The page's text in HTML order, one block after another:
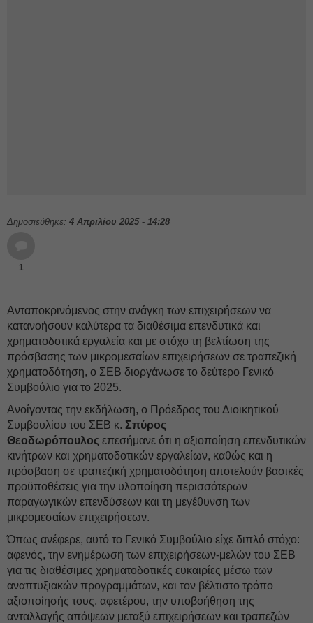
Δημοσιεύθηκε: 4 Απριλίου 2025 - 14:28
1
Ανταποκρινόμενος στην ανάγκη των επιχειρήσεων να
κατανοήσουν καλύτερα τα διαθέσιμα επενδυτικά και
χρηματοδοτικά εργαλεία και με στόχο τη βελτίωση της
πρόσβασης των μικρομεσαίων επιχειρήσεων σε τραπεζική
χρηματοδότηση, ο ΣΕΒ διοργάνωσε το δεύτερο Γενικό
Συμβούλιο για το 2025.
Ανοίγοντας την εκδήλωση, ο Πρόεδρος του Διοικητικού
Συμβουλίου του ΣΕΒ κ. Σπύρος
Θεοδωρόπουλος επεσήμανε ότι η αξιοποίηση επενδυτικών
κινήτρων και χρηματοδοτικών εργαλείων, καθώς και η
πρόσβαση σε τραπεζική χρηματοδότηση αποτελούν βασικές
προϋποθέσεις για την υλοποίηση περισσότερων
παραγωγικών επενδύσεων και τη μεγέθυνση των
μικρομεσαίων επιχειρήσεων.
Όπως ανέφερε, αυτό το Γενικό Συμβούλιο είχε διπλό στόχο:
αφενός, την ενημέρωση των επιχειρήσεων-μελών του ΣΕΒ
για τις διαθέσιμες χρηματοδοτικές ευκαιρίες μέσω των
αναπτυξιακών προγραμμάτων, και τον βέλτιστο τρόπο
αξιοποίησής τους, αφετέρου, την υποβοήθηση της
ανταλλαγής απόψεων μεταξύ επιχειρήσεων και τραπεζών